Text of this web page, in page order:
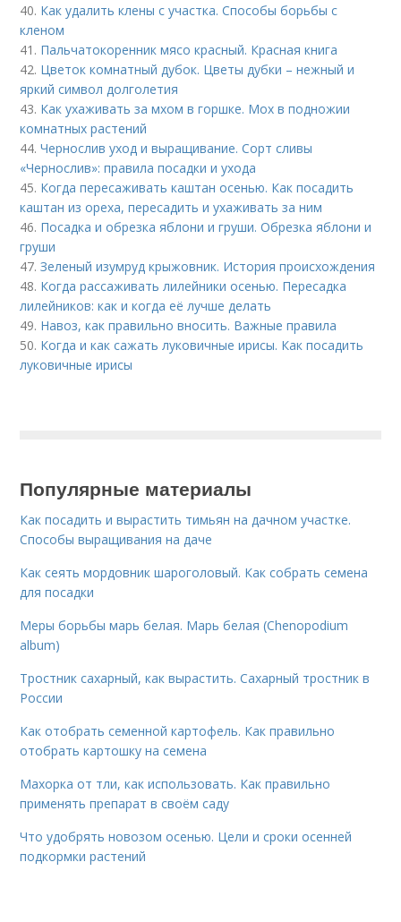
40. Как удалить клены с участка. Способы борьбы с
кленом
41. Пальчатокоренник мясо красный. Красная книга
42. Цветок комнатный дубок. Цветы дубки – нежный и
яркий символ долголетия
43. Как ухаживать за мхом в горшке. Мох в подножии
комнатных растений
44.Чернослив уход и выращивание. Сорт сливы
«Чернослив»: правила посадки и ухода
45. Когда пересаживать каштан осенью. Как посадить
каштан из ореха, пересадить и ухаживать за ним
46. Посадка и обрезка яблони и груши. Обрезка яблони и
груши
47.Зеленый изумруд крыжовник. История происхождения
48. Когда рассаживать лилейники осенью. Пересадка
лилейников: как и когда её лучше делать
49. Навоз, как правильно вносить. Важные правила
50. Когда и как сажать луковичные ирисы. Как посадить
луковичные ирисы
Популярные материалы
Как посадить и вырастить тимьян на дачном участке.
Способы выращивания на даче
Как сеять мордовник шароголовый. Как собрать семена
для посадки
Меры борьбы марь белая. Марь белая (Chenopodium
album)
Тростник сахарный, как вырастить. Сахарный тростник в
России
Как отобрать семенной картофель. Как правильно
отобрать картошку на семена
Махорка от тли, как использовать. Как правильно
применять препарат в своём саду
Что удобрять новозом осенью. Цели и сроки осенней
подкормки растений